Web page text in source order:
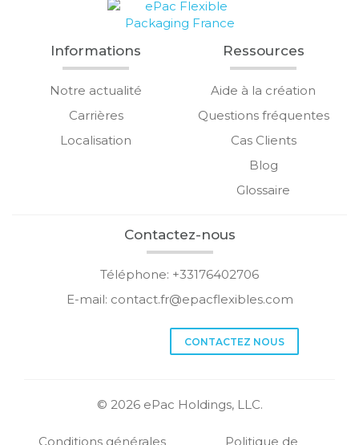
Informations
Notre actualité
Carrières
Localisation
Ressources
Aide à la création
Questions fréquentes
Cas Clients
Blog
Glossaire
Contactez-nous
Téléphone: +33176402706
E-mail: contact.fr@epacflexibles.com
instagramCONTACTEZ NOUS
© 2026 ePac Holdings, LLC.
Conditions générales Politique de